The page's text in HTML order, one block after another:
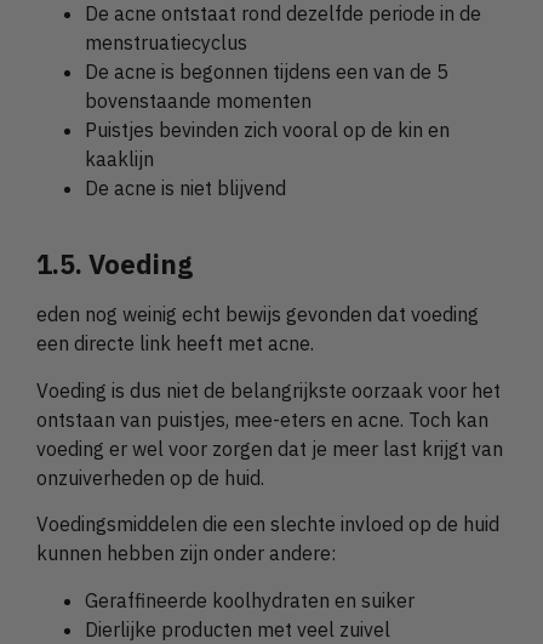
De acne ontstaat rond dezelfde periode in de
menstruatiecyclus
De acne is begonnen tijdens een van de 5
bovenstaande momenten
Puistjes bevinden zich vooral op de kin en
kaaklijn
De acne is niet blijvend
1.5. Voeding
eden nog weinig echt bewijs gevonden dat voeding
een directe link heeft met acne.
Voeding is dus niet de belangrijkste oorzaak voor het
ontstaan van puistjes, mee-eters en acne. Toch kan
voeding er wel voor zorgen dat je meer last krijgt van
onzuiverheden op de huid.
Voedingsmiddelen die een slechte invloed op de huid
kunnen hebben zijn onder andere:
Geraffineerde koolhydraten en suiker
Dierlijke producten met veel zuivel